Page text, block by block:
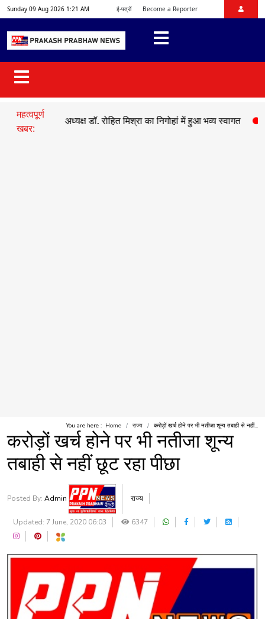
Sunday 09 Aug 2026 1:21 AM ई-पत्रों Become a Reporter
महत्वपूर्ण
खबर:
प्रदेश अध्यक्ष डॉ. रोहित मिश्रा का निगोहां में हुआ भव्य स्वागत ●सड़क
You are here : Home राज्य करोड़ों खर्च होने पर भी नतीजा शून्य तबाही से नहीं...
करोड़ों खर्च होने पर भी नतीजा शून्य
तबाही से नहीं छूट रहा पीछा
Posted By: Admin राज्य
Updated: 7 June, 2020 06:03 6347